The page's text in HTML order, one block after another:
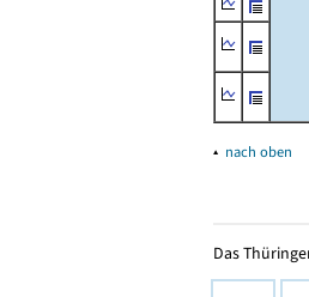
▴ nach oben
Das